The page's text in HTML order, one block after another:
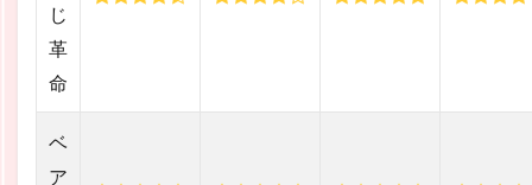
じ
革
命
ベ
ア